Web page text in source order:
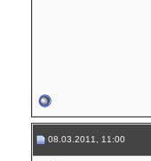
08.03.2011, 11:00